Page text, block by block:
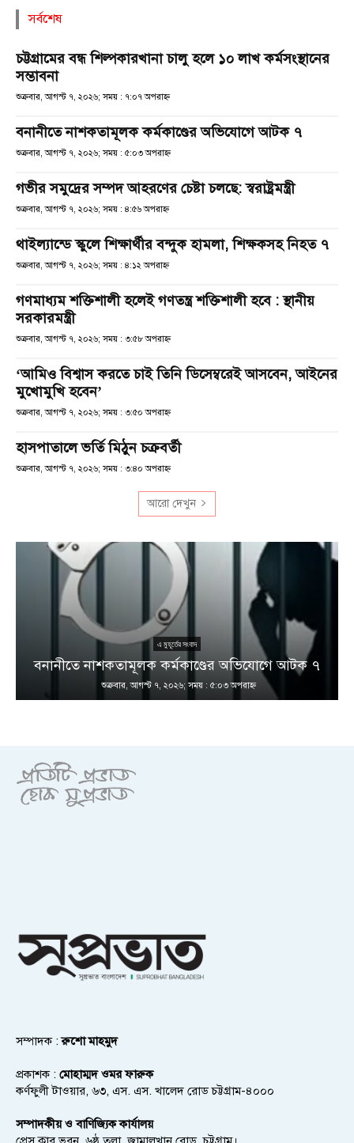
সর্বশেষ
চট্টগ্রামের বন্ধ শিল্পকারখানা চালু হলে ১০ লাখ কর্মসংস্থানের
সম্ভাবনা
শুক্রবার, আগস্ট ৭, ২০২৬; সময় : ৭:০৭ অপরাহ্ণ
বনানীতে নাশকতামূলক কর্মকাণ্ডের অভিযোগে আটক ৭
শুক্রবার, আগস্ট ৭, ২০২৬; সময় : ৫:০৩ অপরাহ্ণ
গভীর সমুদ্রের সম্পদ আহরণের চেষ্টা চলছে: স্বরাষ্ট্রমন্ত্রী
শুক্রবার, আগস্ট ৭, ২০২৬; সময় : ৪:৫৬ অপরাহ্ণ
থাইল্যান্ডে স্কুলে শিক্ষার্থীর বন্দুক হামলা, শিক্ষকসহ নিহত ৭
শুক্রবার, আগস্ট ৭, ২০২৬; সময় : ৪:১২ অপরাহ্ণ
গণমাধ্যম শক্তিশালী হলেই গণতন্ত্র শক্তিশালী হবে : স্থানীয়
সরকারমন্ত্রী
শুক্রবার, আগস্ট ৭, ২০২৬; সময় : ৩:৫৮ অপরাহ্ণ
‘আমিও বিশ্বাস করতে চাই তিনি ডিসেম্বরেই আসবেন, আইনের
মুখোমুখি হবেন’
শুক্রবার, আগস্ট ৭, ২০২৬; সময় : ৩:৫০ অপরাহ্ণ
হাসপাতালে ভর্তি মিঠুন চক্রবর্তী
শুক্রবার, আগস্ট ৭, ২০২৬; সময় : ৩:৪০ অপরাহ্ণ
আরো দেখুন
এ মুহূর্তের সংবাদ
বনানীতে নাশকতামূলক কর্মকাণ্ডের অভিযোগে আটক ৭
শুক্রবার, আগস্ট ৭, ২০২৬; সময় : ৫:০৩ অপরাহ্ণ
সম্পাদক :রুশো মাহমুদ
প্রকাশক : মোহাম্মদ ওমর ফারুক
কর্ণফুলী টাওয়ার, ৬৩, এস. এস. খালেদ রোড চট্টগ্রাম-৪০০০
সম্পাদকীয় ও বাণিজ্যিক কার্যালয়